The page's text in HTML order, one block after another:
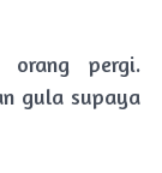
orang pergi.
gula supaya